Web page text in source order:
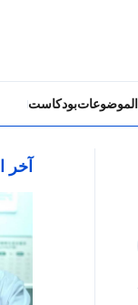
الموضوعاتبودكاست
آخر